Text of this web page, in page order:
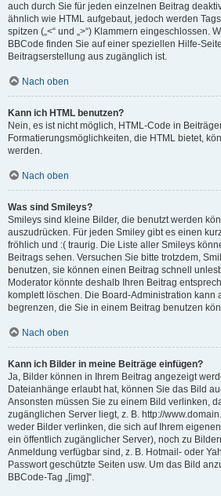
auch durch Sie für jeden einzelnen Beitrag
ähnlich wie HTML aufgebaut, jedoch werden Tags
spitzen („<“ und „>“) Klammern eingeschlossen.
BBCode finden Sie auf einer speziellen Hilfe-
Beitragserstellung aus zugänglich ist.
Nach oben
Kann ich HTML benutzen?
Nein, es ist nicht möglich, HTML-Code in
Formatierungsmöglichkeiten, die HTML bietet,
werden.
Nach oben
Was sind Smileys?
Smileys sind kleine Bilder, die benutzt werden
auszudrücken. Für jeden Smiley gibt es einen
fröhlich und :( traurig. Die Liste aller Smileys
Beitrags sehen. Versuchen Sie bitte trotzdem,
benutzen, sie können einen Beitrag schnell
Moderator könnte deshalb Ihren Beitrag
komplett löschen. Die Board-Administration kann
begrenzen, die Sie in einem Beitrag benutzen
Nach oben
Kann ich Bilder in meine Beiträge einfügen?
Ja, Bilder können in Ihrem Beitrag angezeigt
Dateianhänge erlaubt hat, können Sie das Bild
Ansonsten müssen Sie zu einem Bild verlinken,
zugänglichen Server liegt, z. B. http://
weder Bilder verlinken, die sich auf Ihrem
ein öffentlich zugänglicher Server), noch zu
Anmeldung verfügbar sind, z. B. Hotmail- oder
Passwort geschützte Seiten usw. Um das Bild
BBCode-Tag „[img]“.